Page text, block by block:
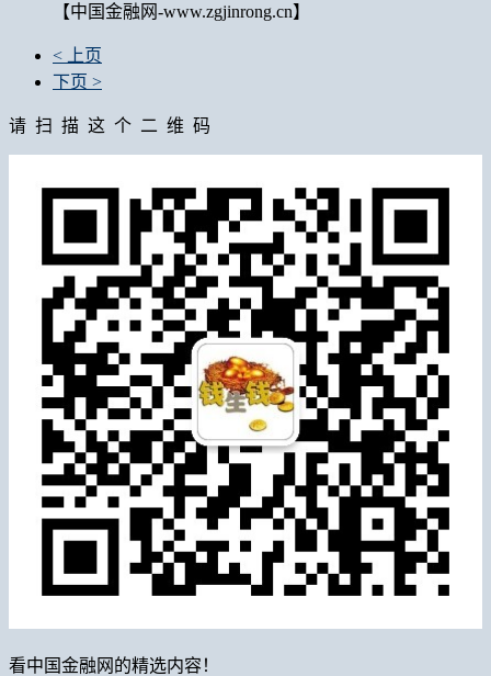
【中国金融网-www.zgjinrong.cn】
< 上页
下页 >
请 扫 描 这 个 二 维 码
看中国金融网的精选内容！